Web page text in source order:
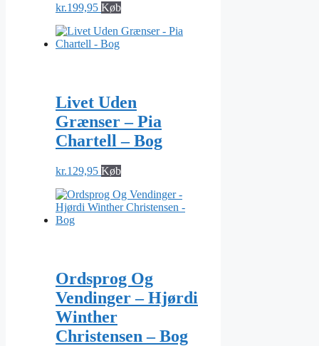
kr.199,95 Køb
Livet Uden
Grænser – Pia
Chartell – Bog
kr.129,95 Køb
Ordsprog Og
Vendinger – Hjørdi
Winther
Christensen – Bog